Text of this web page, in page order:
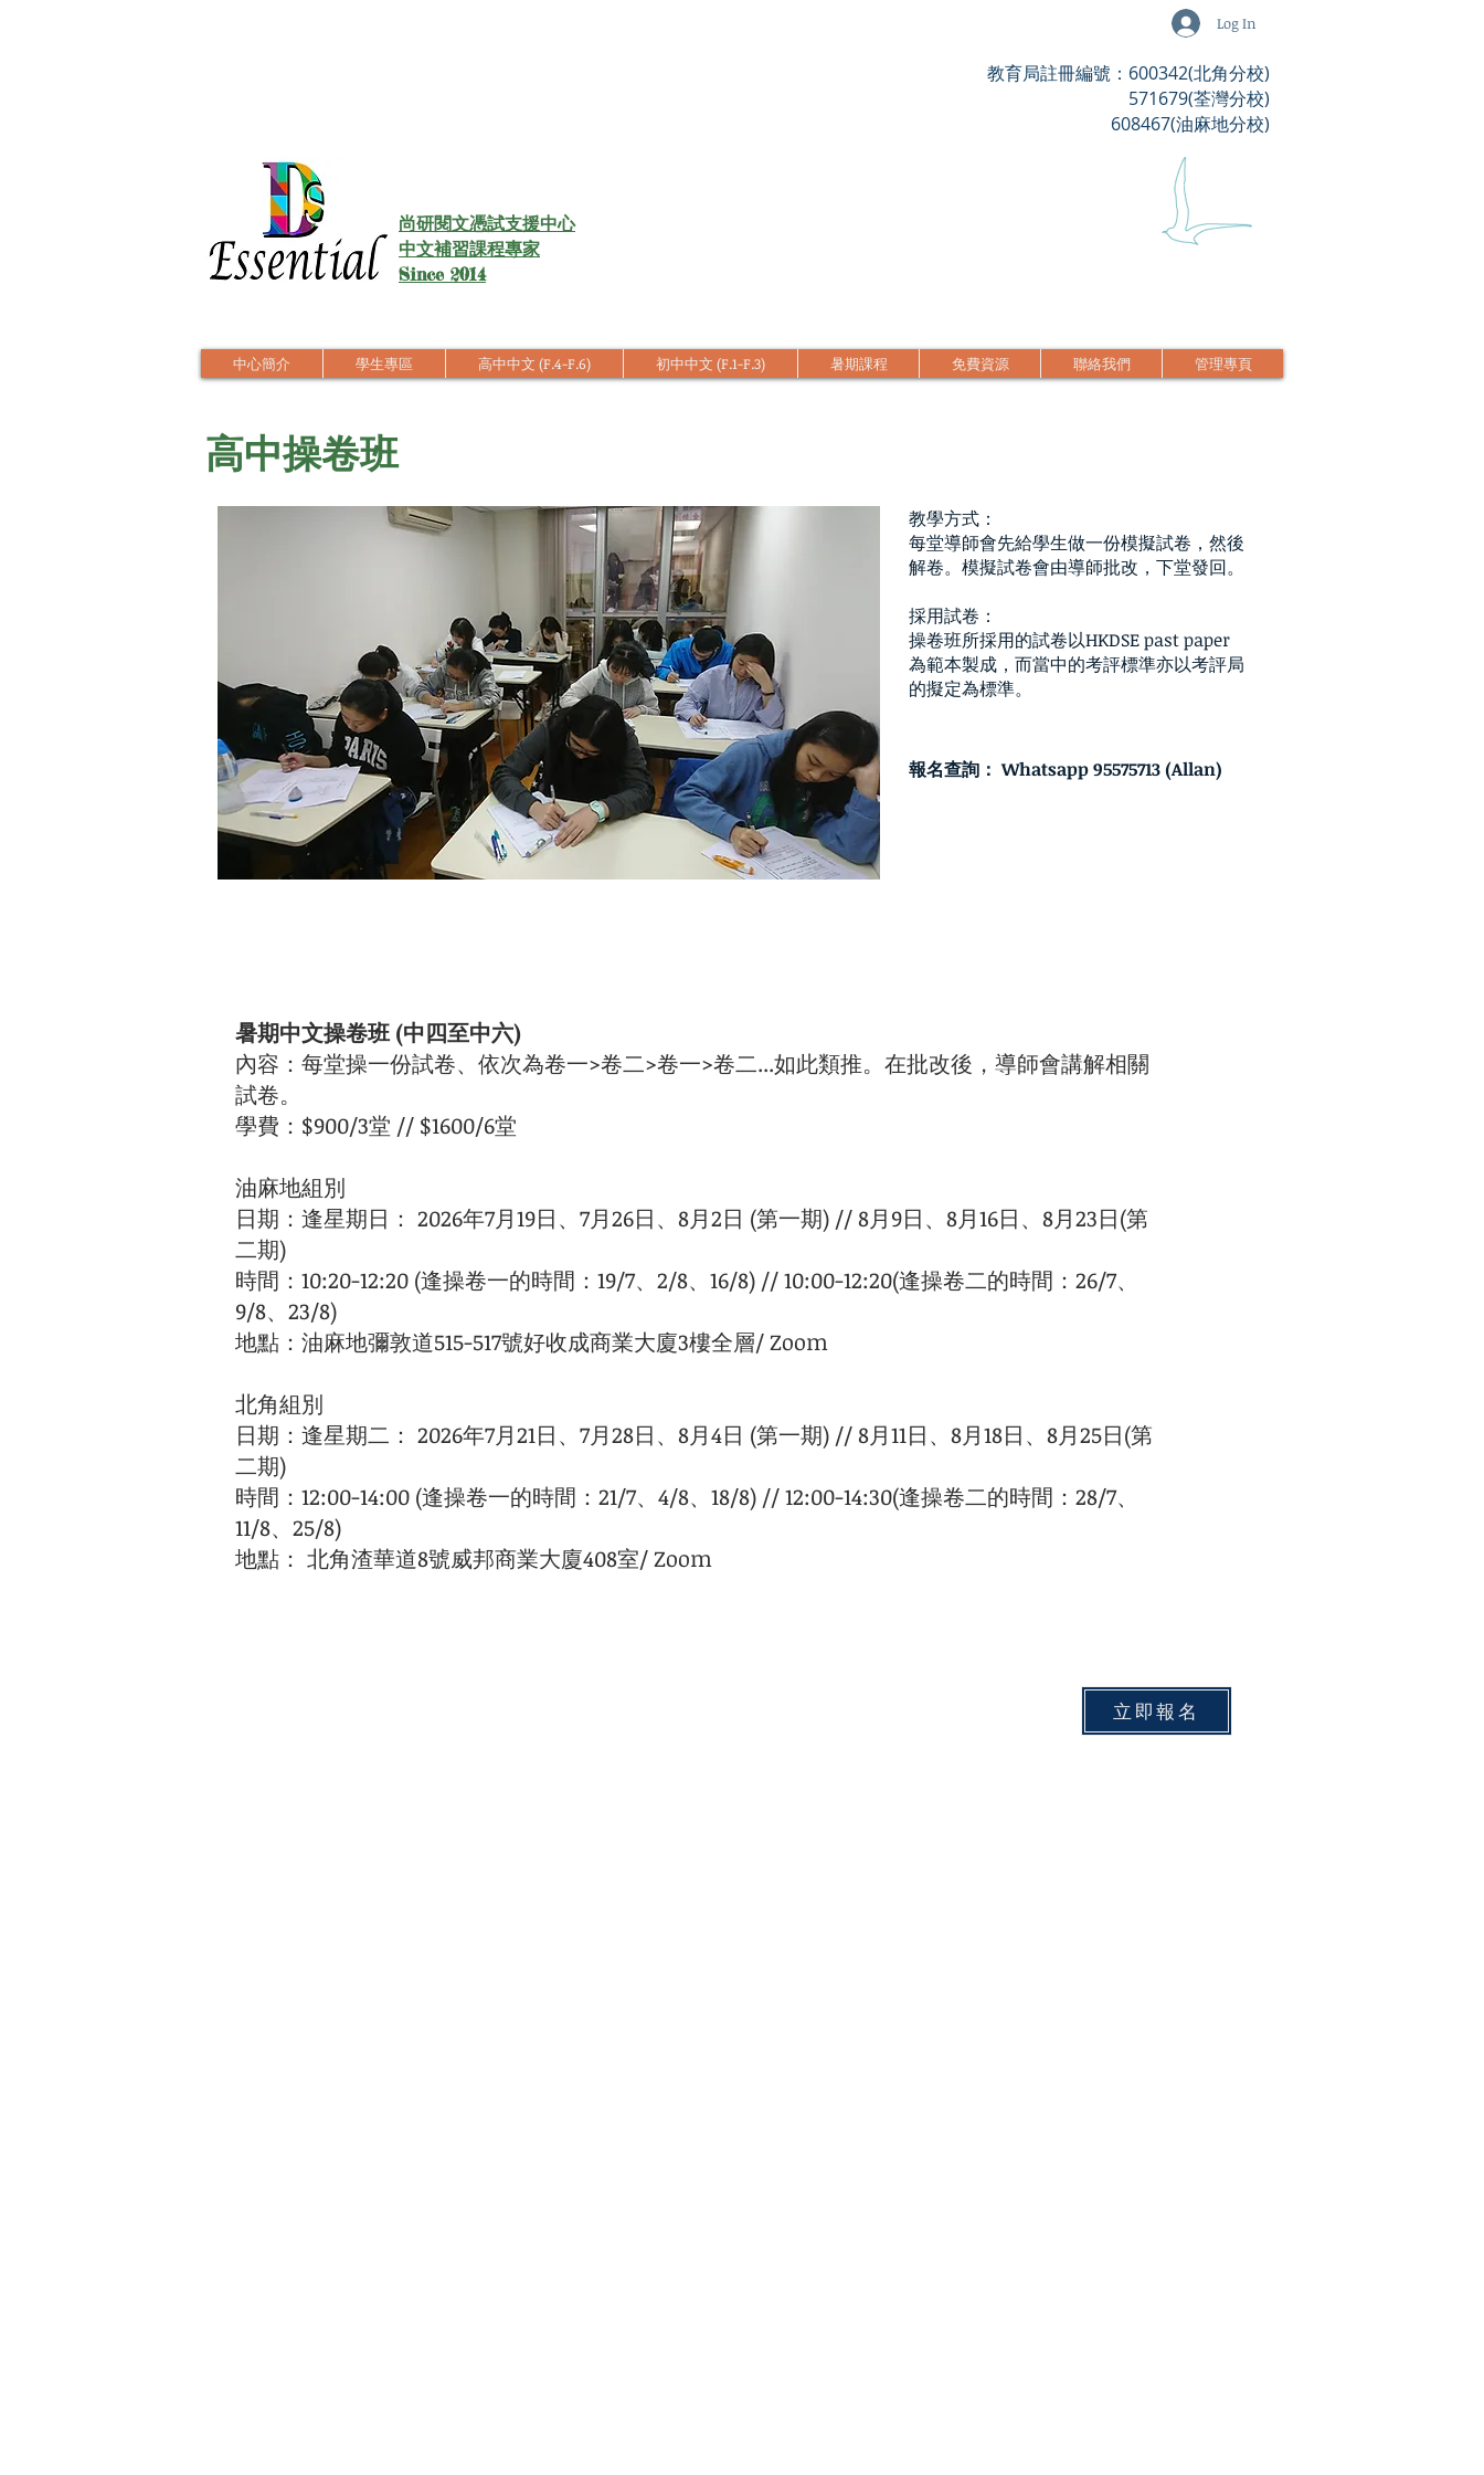
Log In
教育局註冊編號：600342(北角分校)
571679(荃灣分校)
608467(油麻地分校)
尚研閱文憑試支援中心
中文補習課程專家
Since 2014
中心簡介 學生專區 高中中文 (F.4-F.6) 初中中文 (F.1-F.3) 暑期課程 免費資源 聯絡我們 管理專頁
高中操卷班
教學方式：
每堂導師會先給學生做一份模擬試卷，然後
解卷。模擬試卷會由導師批改，下堂發回。
採用試卷：
操卷班所採用的試卷以HKDSE past paper
為範本製成，而當中的考評標準亦以考評局
的擬定為標準。
報名查詢： Whatsapp 95575713 (Allan)
暑期​中文操卷班 (中四至中六)
內容：每堂操一份試卷、依次為卷一>卷二>卷一>卷二...如此類推。在批改後，導師會講解相關
試卷。
學費：$900/3堂 // $1600/6堂
油麻地組別
日期：逢星期日： 2026年7月19日、7月26日、8月2日 (第一期) // 8月9日、8月16日、8月23日(第
二期)
時間：10:20-12:20 (逢操卷一的時間：19/7、2/8、16/8) // 10:00-12:20(逢操卷二的時間：26/7、
9/8、23/8)
地點：油麻地彌敦道515-517號好收成商業大廈3樓全層/ Zoom
北角組別
日期：逢星期二： 2026年7月21日、7月28日、8月4日 (第一期) // 8月11日、8月18日、8月25日(第
二期)
時間：12:00-14:00 (逢操卷一的時間：21/7、4/8、18/8) // 12:00-14:30(逢操卷二的時間：28/7、
11/8、25/8)
地點： 北角渣華道8號威邦商業大廈408室/ Zoom
立即報名